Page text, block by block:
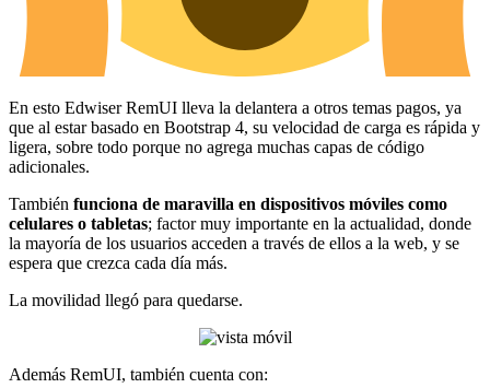
En esto Edwiser RemUI lleva la delantera a otros temas pagos, ya
que al estar basado en Bootstrap 4, su velocidad de carga es rápida y
ligera, sobre todo porque no agrega muchas capas de código
adicionales.
También funciona de maravilla en dispositivos móviles como
celulares o tabletas; factor muy importante en la actualidad, donde
la mayoría de los usuarios acceden a través de ellos a la web, y se
espera que crezca cada día más.
La movilidad llegó para quedarse.
Además RemUI, también cuenta con: